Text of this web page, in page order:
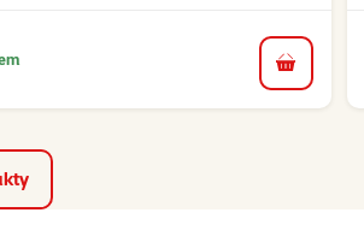
do košíku